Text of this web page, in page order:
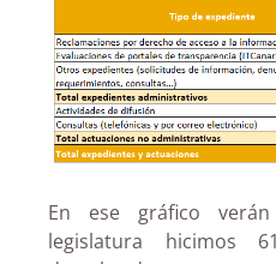
En ese gráfico
legislatura hicimos